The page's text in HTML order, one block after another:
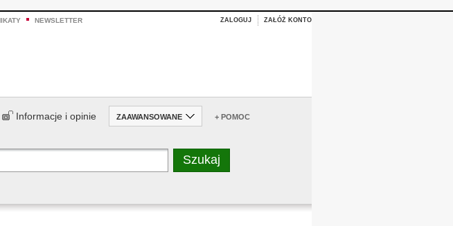
NEWSLETTER ZALOGUJ ZAŁÓŻ KONTO
Informacje i opinie ZAAWANSOWANE + POMOC